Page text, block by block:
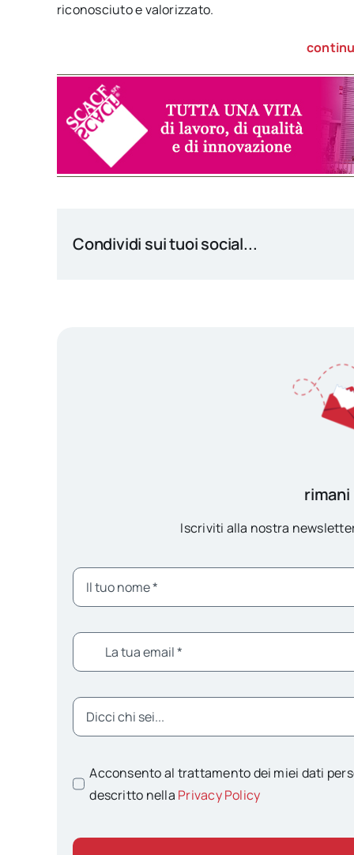
riconosciuto e valorizzato.
Condividi sui tuoi social...
Iscriviti alla nostra
Acconsento al trattamento dei miei dati
descritto nella Privacy Policy